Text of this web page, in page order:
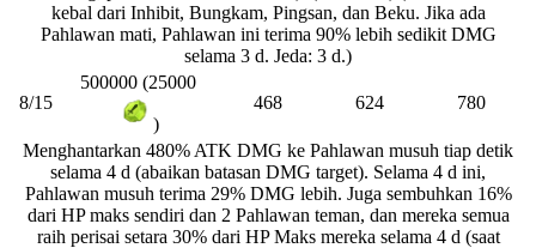
kebal dari Inhibit, Bungkam, Pingsan, dan Beku. Jika ada
Pahlawan mati, Pahlawan ini terima 90% lebih sedikit DMG
selama 3 d. Jeda: 3 d.)
8/15
500000 (25000
)
468 624 780
Menghantarkan 480% ATK DMG ke Pahlawan musuh tiap detik
selama 4 d (abaikan batasan DMG target). Selama 4 d ini,
Pahlawan musuh terima 29% DMG lebih. Juga sembuhkan 16%
dari HP maks sendiri dan 2 Pahlawan teman, dan mereka semua
raih perisai setara 30% dari HP Maks mereka selama 4 d (saat